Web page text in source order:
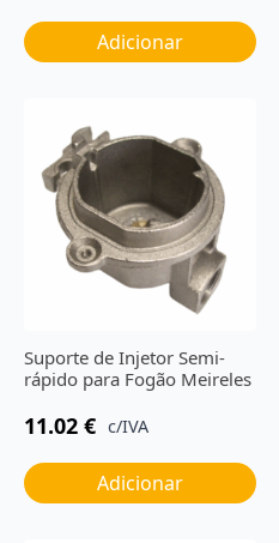
Adicionar
Suporte de Injetor Semi-
rápido para Fogão Meireles
11.02 € c/IVA
Adicionar